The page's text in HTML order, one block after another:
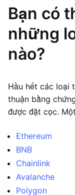
Bạn có
những
nào?
Hầu hết các loại
thuận bằng
được đặt cọc.
Ethereum
BNB
Chainlink
Avalanche
Polygon